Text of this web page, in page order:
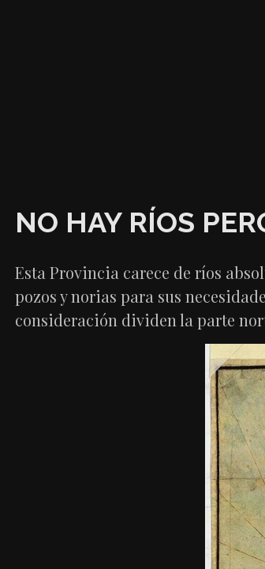
NO HAY RÍOS
Esta Provincia carece de ríos
pozos y norias para sus
consideración dividen la parte